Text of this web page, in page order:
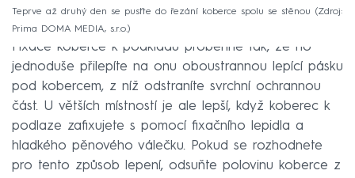
Teprve až druhý den se pusťte do řezání koberce spolu se stěnou
Zdroj:
Prima DOMA MEDIA, s.r.o.
Fixace koberce k podkladu proběhne tak, že ho
jednoduše přilepíte na onu oboustrannou lepící pásku
pod kobercem, z níž odstraníte svrchní ochrannou
část. U větších místností je ale lepší, když koberec k
podlaze zafixujete s pomocí fixačního lepidla a
hladkého pěnového válečku. Pokud se rozhodnete
pro tento způsob lepení, odsuňte polovinu koberce z